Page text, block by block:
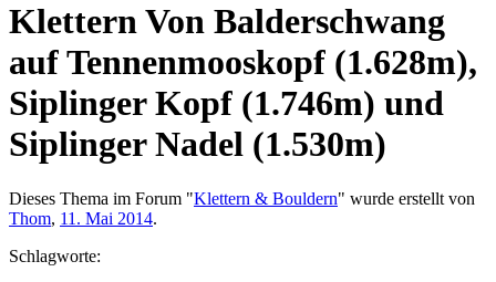
Klettern Von Balderschwang
auf Tennenmooskopf (1.628m),
Siplinger Kopf (1.746m) und
Siplinger Nadel (1.530m)
Dieses Thema im Forum "Klettern & Bouldern" wurde erstellt von
Thom, 11. Mai 2014.
Schlagworte: